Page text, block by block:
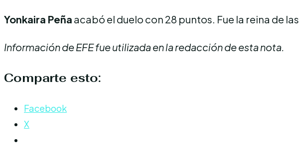
Yonkaira Peña acabó el duelo con 28 puntos. Fue la reina de las
Información de EFE fue utilizada en la redacción de esta nota.
Comparte esto:
Facebook
X